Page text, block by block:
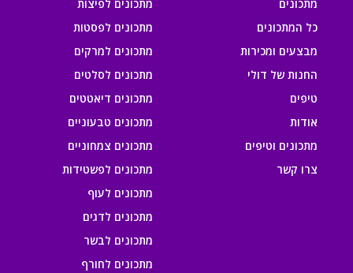
מתכונים
כל המתכונים
מבצעים ומכירות
החנות של דולי
טיפים
אודות
מתכונים וטיפים
צרו קשר
מתכונים לפיצות
מתכונים לפסטות
מתכונים למרקים
מתכונים לסלטים
מתכונים דיאטטים
מתכונים טבעוניים
מתכונים צמחוניים
מתכונים לפשטידות
מתכונים לעוף
מתכונים לדגים
מתכונים לבשר
מתכונים לחורף